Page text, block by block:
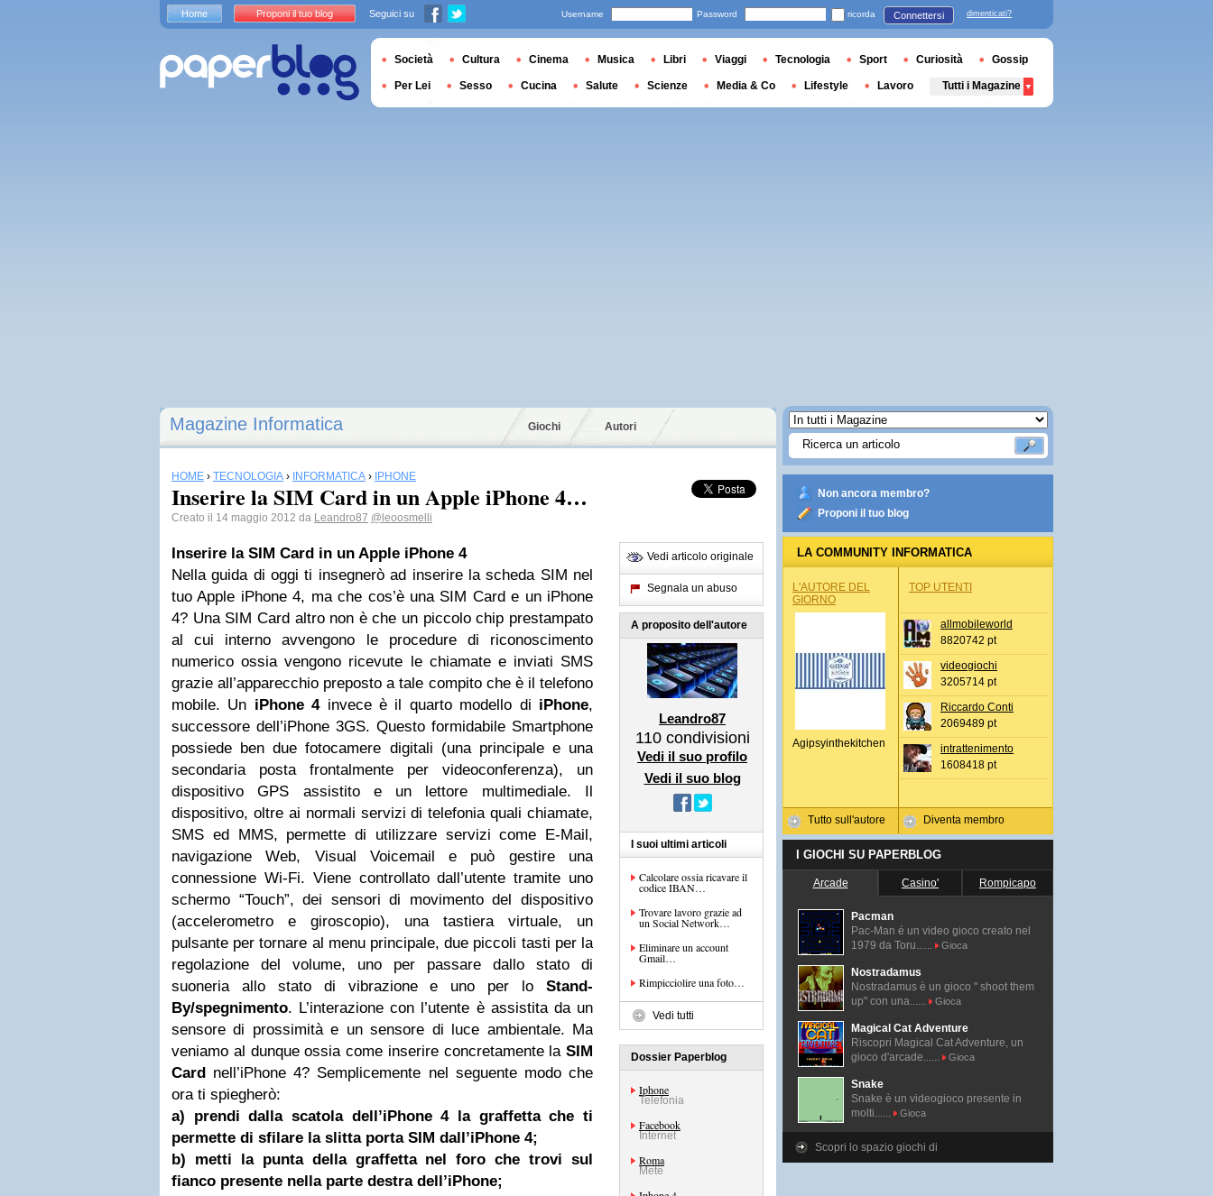
Magazine Informatica Giochi Autori
HOME › TECNOLOGIA › INFORMATICA › IPHONE
Inserire la SIM Card in un Apple iPhone 4…
Creato il 14 maggio 2012 da Leandro87 @leoosmelli
Inserire la SIM Card in un Apple iPhone 4
Nella guida di oggi ti insegnerò ad inserire la scheda SIM nel
tuo Apple iPhone 4, ma che cos’è una SIM Card e un iPhone
4? Una SIM Card altro non è che un piccolo chip prestampato
al cui interno avvengono le procedure di riconoscimento
numerico ossia vengono ricevute le chiamate e inviati SMS
grazie all’apparecchio preposto a tale compito che è il telefono
mobile. Un iPhone 4invece è il quarto modello di iPhone,
successore dell’iPhone 3GS. Questo formidabile Smartphone
possiede ben due fotocamere digitali (una principale e una
secondaria posta frontalmente per videoconferenza), un
dispositivo GPS assistito e un lettore multimediale. Il
dispositivo, oltre ai normali servizi di telefonia quali chiamate,
SMS ed MMS, permette di utilizzare servizi come E-Mail,
navigazione Web, Visual Voicemail e può gestire una
connessione Wi-Fi. Viene controllato dall’utente tramite uno
schermo “Touch”, dei sensori di movimento del dispositivo
(accelerometro e giroscopio), una tastiera virtuale, un
pulsante per tornare al menu principale, due piccoli tasti per la
regolazione del volume, uno per passare dallo stato di
suoneria allo stato di vibrazione e uno per lo Stand-
By/spegnimento. L’interazione con l’utente è assistita da un
sensore di prossimità e un sensore di luce ambientale. Ma
veniamo al dunque ossia come inserire concretamente la SIM
Card nell’iPhone 4? Semplicemente nel seguente modo che
ora ti spiegherò:
a) prendi dalla scatola dell’iPhone 4 la graffetta che ti
permette di sfilare la slitta porta SIM dall’iPhone 4;
b) metti la punta della graffetta nel foro che trovi sul
fianco presente nella parte destra dell’iPhone;
Vedi articolo originale
Segnala un abuso
A proposito dell'autore
Leandro87
110condivisioni
Vedi il suo profilo
Vedi il suo blog
I suoi ultimi articoli
Calcolare ossia ricavare il
codice IBAN…
Trovare lavoro grazie ad
un Social Network…
Eliminare un account
Gmail…
Rimpicciolire una foto…
Vedi tutti
Dossier Paperblog
Iphone
Telefonia
Facebook
Internet
Roma
Mete
Non ancora membro?
Proponi il tuo blog
LA COMMUNITY INFORMATICA
L'AUTORE DEL
GIORNO
Agipsyinthekitchen
Tutto sull'autore
TOP UTENTI
allmobileworld
8820742 pt
videogiochi
3205714 pt
Riccardo Conti
2069489 pt
intrattenimento
1608418 pt
Diventa membro
I GIOCHI SU PAPERBLOG
Arcade Casino' Rompicapo
Pacman
Pac-Man é un video gioco creato nel
1979 da Toru......
Gioca
Nostradamus
Nostradamus è un gioco " shoot them
up" con una......
Gioca
Magical Cat Adventure
Riscopri Magical Cat Adventure, un
gioco d'arcade......
Gioca
Snake
Snake è un videogioco presente in
molti......
Gioca
Scopri lo spazio giochi di
Home Proponi il tuo blog Seguici su Username Password ricorda Connettersi dimenticati?
Società Cultura Cinema Musica Libri Viaggi Tecnologia Sport Curiosità Gossip
Per Lei Sesso Cucina Salute Scienze Media & Co Lifestyle Lavoro Tutti i Magazine